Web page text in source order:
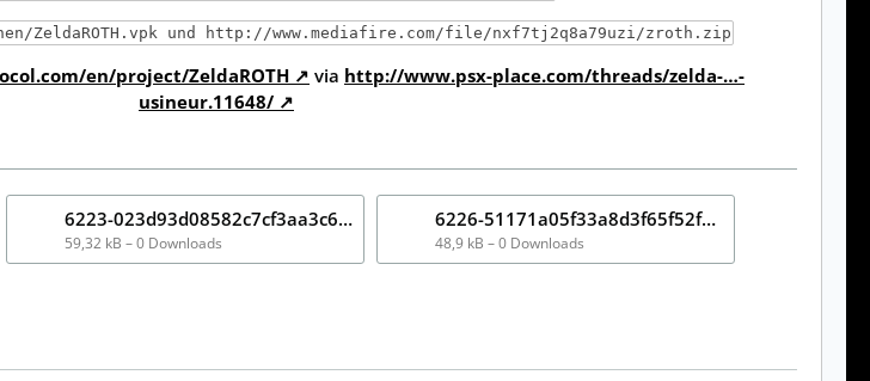
ZeldaROTH.vpk und http://www.mediafire.com/file/nxf7tj2q8a79uzi/zroth.zip
en/project/ZeldaROTH via http://www.psx-place.com/threads/zelda-…-
usineur.11648/
6223-023d93d08582c7cf3aa3c60b199d1490.png
59,32 kB – 0 Downloads
6226-51171a05f33a8d3f65f52f9c58075cf9.png
48,9 kB – 0 Downloads